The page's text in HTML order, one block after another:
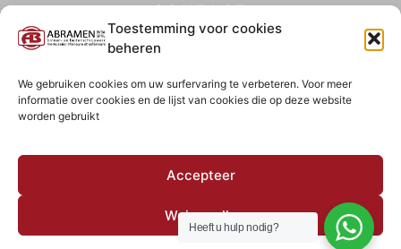
Toestemming voor cookies
beheren
We gebruiken cookies om uw surfervaring te verbeteren. Voor meer
informatie over cookies en de lijst van cookies die op deze website
worden gebruikt
Accepteer
Weiger alle
CONTACT
+32 484 75 67 78
abramensprl@yahoo.com
Hutteweg 5 - 1910 Kampenhout
BE0827 850 854
COOKIEBELEID (EU)
Heeft u hulp nodig?